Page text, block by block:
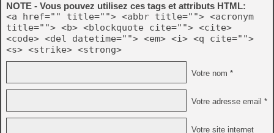
NOTE - Vous pouvez utilisez ces tags et attributs HTML:
<a href="" title=""> <abbr title=""> <acronym
title=""> <b> <blockquote cite=""> <cite>
<code> <del datetime=""> <em> <i> <q cite="">
<s> <strike> <strong>
Votre nom *
Votre adresse email *
Votre site internet